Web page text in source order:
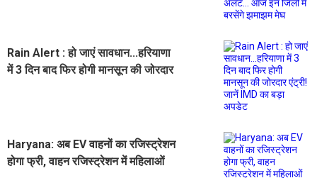
Rain Alert : हो जाएं सावधान...हरियाणा
में 3 दिन बाद फिर होगी मानसून की जोरदार
Haryana: अब EV वाहनों का रजिस्ट्रेशन
होगा फ्री, वाहन रजिस्ट्रेशन में महिलाओं